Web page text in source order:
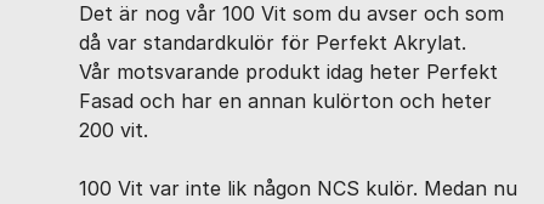
Det är nog vår 100 Vit som du avser och som
då var standardkulör för Perfekt Akrylat.
Vår motsvarande produkt idag heter Perfekt
Fasad och har en annan kulörton och heter
200 vit.
100 Vit var inte lik någon NCS kulör. Medan nu